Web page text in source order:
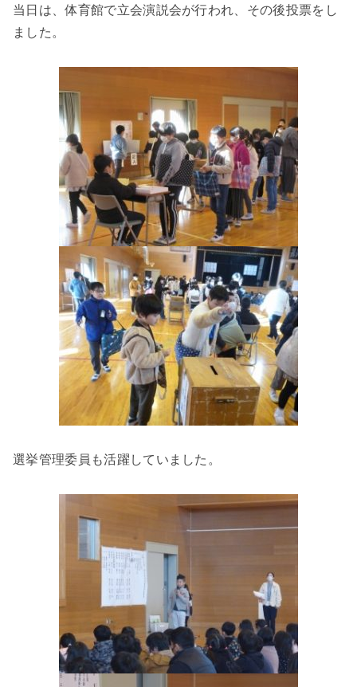
当日は、体育館で立会演説会が行われ、その後投票をし
ました。
選挙管理委員も活躍していました。